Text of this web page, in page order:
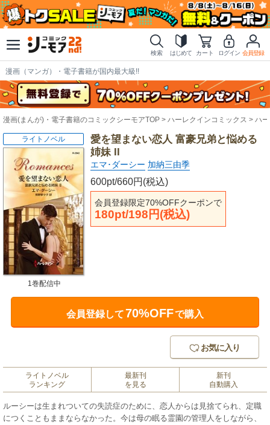
検索 はじめて カート ログイン 会員登録
漫画（マンガ）・電子書籍が国内最大級!!
漫画(まんが)・電子書籍のコミックシーモアTOP ハーレクインコミックス ハ
愛を望まない恋人 富豪兄弟と悩める
姉妹 II
エマ･ダーシー 加納三由季
600pt/660円(税込)
会員登録限定70%OFFクーポンで
180pt/198円(税込)
ライトノベル
1巻配信中
会員登録して70%OFFで購入
お気に入り
ライトノベル
ランキング
最新刊
を見る
新刊
自動購入
ルーシーは生まれついての失読症のために、恋人からは見捨てられ、定職
につくこともままならなかった。今は母の眠る霊園の管理人をしながら、